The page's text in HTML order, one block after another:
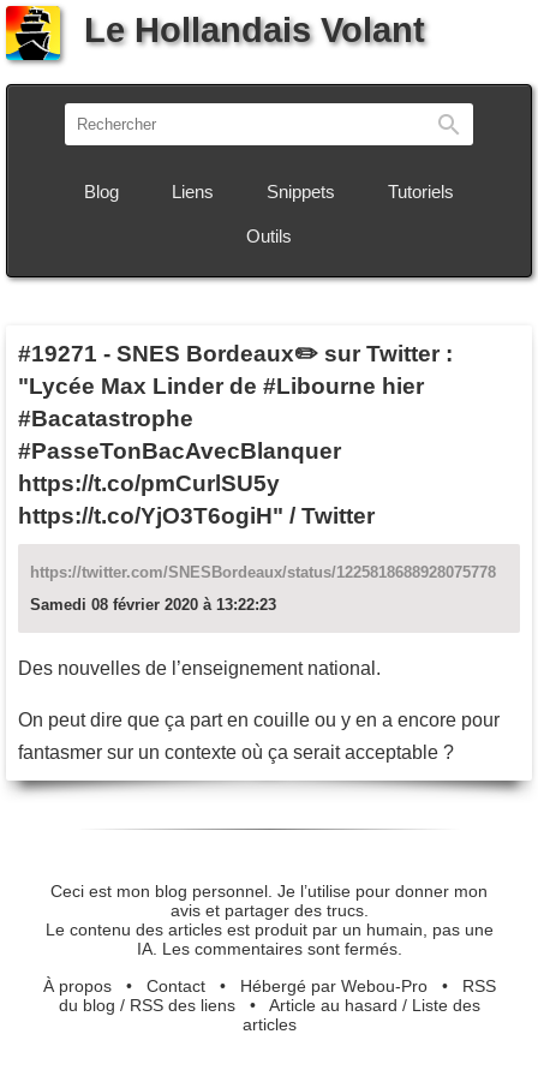
Le Hollandais Volant
Blog Liens Snippets Tutoriels
Outils
#19271 - SNES Bordeaux✏️ sur Twitter :
"Lycée Max Linder de #Libourne hier
#Bacatastrophe
#PasseTonBacAvecBlanquer
https://t.co/pmCurlSU5y
https://t.co/YjO3T6ogiH" / Twitter
https://twitter.com/SNESBordeaux/status/1225818688928075778
Samedi 08 février 2020 à 13:22:23
Des nouvelles de l’enseignement national.
On peut dire que ça part en couille ou y en a encore pour
fantasmer sur un contexte où ça serait acceptable ?
Ceci est mon blog personnel. Je l’utilise pour donner mon
avis et partager des trucs.
Le contenu des articles est produit par un humain, pas une
IA. Les commentaires sont fermés.
À propos• Contact• Hébergé par Webou-Pro• RSS
du blog / RSS des liens• Article au hasard / Liste des
articles